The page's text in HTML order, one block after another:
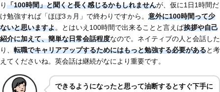
り「100時間」と聞くと長く感じるかもしれませんが、仮に1日1時間だ
け勉強すれば「ほぼ3ヵ月」で終わりですから。 意外に100時間って少
ないと思いますよ。とはいえ100時間で出来ることと言えば挨拶や自己
紹介に加えて、簡単な日常会話程度なので。ネイティブの人と会話した
り、 転職でキャリアアップするためにはもっと勉強する必要があると考
えてくださいね。英会話は継続がなにより重要です。
できるようになったと思って油断するとすぐ下手に